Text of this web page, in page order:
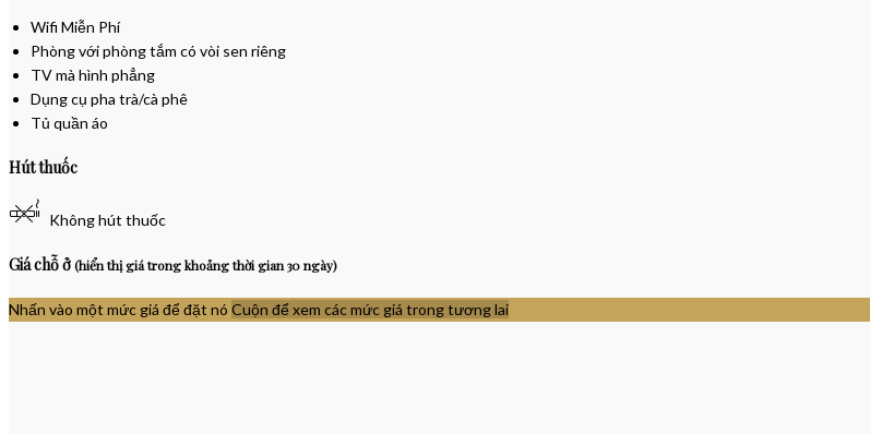
Wifi Miễn Phí
Phòng với phòng tắm có vòi sen riêng
TV mà hình phẳng
Dụng cụ pha trà/cà phê
Tủ quần áo
Hút thuốc
Không hút thuốc
Giá chỗ ở(hiển thị giá trong khoảng thời gian 30 ngày)
Nhấn vào một mức giá để đặt nó Cuộn để xem các mức giá trong tương lai